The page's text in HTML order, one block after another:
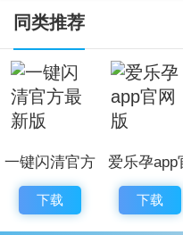
源监控报告、最新的政
工业环保网手机官网版
1、修复了bug，优化
2、优化了程序的稳定
3、调整了部分页面布
4、新增模块
同类推荐
一键闪清官方
最新版
下载
爱乐孕app
网版
下载